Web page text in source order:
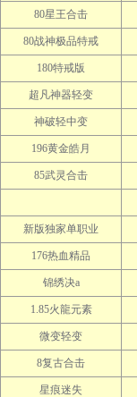
80星王合击
80战神极品特戒
180特戒版
超凡神器轻变
神破轻中变
196黄金皓月
85武灵合击
新版独家单职业
176热血精品
锦绣决a
1.85火龍元素
微变轻变
8复古合击
星痕迷失